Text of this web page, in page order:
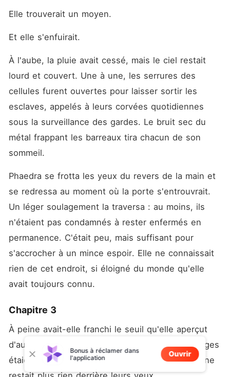
Elle trouverait un moyen.
Et elle s'enfuirait.
À l'aube, la pluie avait cessé, mais le ciel restait
lourd et couvert. Une à une, les serrures des
cellules furent ouvertes pour laisser sortir les
esclaves, appelés à leurs corvées quotidiennes
sous la surveillance des gardes. Le bruit sec du
métal frappant les barreaux tira chacun de son
sommeil.
Phaedra se frotta les yeux du revers de la main et
se redressa au moment où la porte s'entrouvrait.
Un léger soulagement la traversa : au moins, ils
n'étaient pas condamnés à rester enfermés en
permanence. C'était peu, mais suffisant pour
s'accrocher à un mince espoir. Elle ne connaissait
rien de cet endroit, si éloigné du monde qu'elle
avait toujours connu.
Chapitre 3
À peine avait-elle franchi le seuil qu'elle aperçut
d'autres esclaves défiler devant elle. Leurs visages
étaient vides, leurs regards éteints, comme s'il ne
Bonus à réclamer dans
l'application
Ouvrir